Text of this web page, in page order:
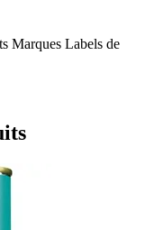
Marques Labels de